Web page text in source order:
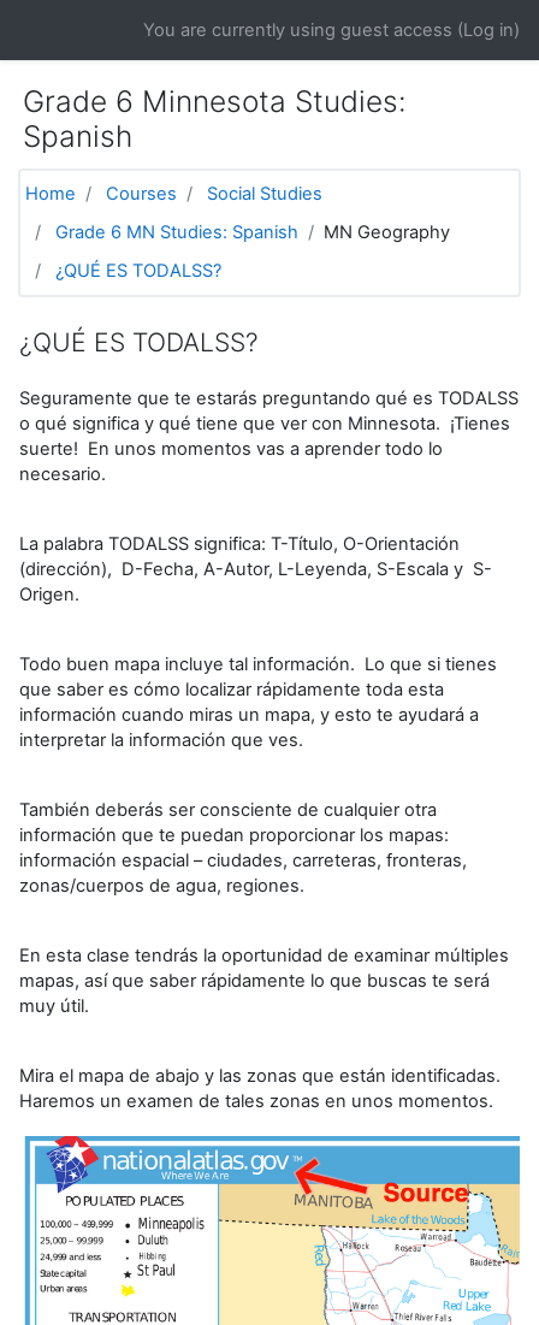
You are currently using guest access (Log in)
Grade 6 Minnesota Studies:
Spanish
Home Courses
Social Studies
Grade 6 MN Studies: Spanish
MN Geography
¿QUÉ ES TODALSS?
¿QUÉ ES TODALSS?
Seguramente que te estarás preguntando qué es TODALSS
o qué significa y qué tiene que ver con Minnesota. ¡Tienes
suerte! En unos momentos vas a aprender todo lo
necesario.
La palabra TODALSS significa: T-Título, O-Orientación
(dirección), D-Fecha, A-Autor, L-Leyenda, S-Escala y S-
Origen.
Todo buen mapa incluye tal información. Lo que si tienes
que saber es cómo localizar rápidamente toda esta
información cuando miras un mapa, y esto te ayudará a
interpretar la información que ves.
También deberás ser consciente de cualquier otra
información que te puedan proporcionar los mapas:
información espacial – ciudades, carreteras, fronteras,
zonas/cuerpos de agua, regiones.
En esta clase tendrás la oportunidad de examinar múltiples
mapas, así que saber rápidamente lo que buscas te será
muy útil.
Mira el mapa de abajo y las zonas que están identificadas.
Haremos un examen de tales zonas en unos momentos.